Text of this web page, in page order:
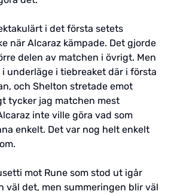
i det första setets
när Alcaraz kämpade. Det gjorde
delen av matchen i övrigt. Men
underläge i tiebreaket där i första
och Shelton stretade emot
tycker jag matchen mest
inte ville göra vad som
enkelt. Det var nog helt enkelt
mot Rune som stod ut igår
väl det, men summeringen blir väl